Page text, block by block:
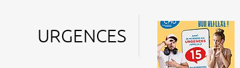
URGENCES